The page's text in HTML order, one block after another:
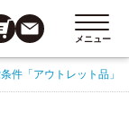
メニュー
件 「アウトレット品」